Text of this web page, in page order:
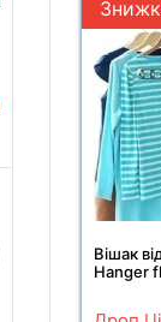
Вішак
Hanger